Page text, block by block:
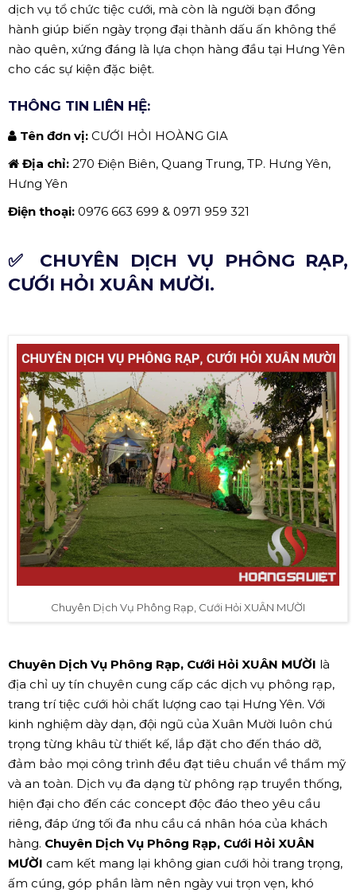
dịch vụ tổ chức tiệc cưới, mà còn là người bạn đồng
hành giúp biến ngày trọng đại thành dấu ấn không thể
nào quên, xứng đáng là lựa chọn hàng đầu tại Hưng Yên
cho các sự kiện đặc biệt.
THÔNG TIN LIÊN HỆ:
Tên đơn vị: CƯỚI HỎI HOÀNG GIA
Địa chỉ: 270 Điện Biên, Quang Trung, TP. Hưng Yên,
Hưng Yên
Điện thoại: 0976 663 699 & 0971 959 321
✅ CHUYÊN DỊCH VỤ PHÔNG RẠP,
CƯỚI HỎI XUÂN MƯỜI.
Chuyên Dịch Vụ Phông Rạp, Cưới Hỏi XUÂN MƯỜI
Chuyên Dịch Vụ Phông Rạp, Cưới Hỏi XUÂN MƯỜI là
địa chỉ uy tín chuyên cung cấp các dịch vụ phông rạp,
trang trí tiệc cưới hỏi chất lượng cao tại Hưng Yên. Với
kinh nghiệm dày dạn, đội ngũ của Xuân Mười luôn chú
trọng từng khâu từ thiết kế, lắp đặt cho đến tháo dỡ,
đảm bảo mọi công trình đều đạt tiêu chuẩn về thẩm mỹ
và an toàn. Dịch vụ đa dạng từ phông rạp truyền thống,
hiện đại cho đến các concept độc đáo theo yêu cầu
riêng, đáp ứng tối đa nhu cầu cá nhân hóa của khách
hàng. Chuyên Dịch Vụ Phông Rạp, Cưới Hỏi XUÂN
MƯỜI cam kết mang lại không gian cưới hỏi trang trọng,
ấm cúng, góp phần làm nên ngày vui trọn vẹn, khó